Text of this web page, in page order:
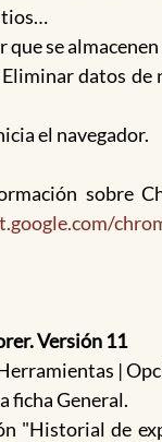
se almacenen
datos de
el navegador.
sobre
Versión 11
|
ficha General.
"Historial de